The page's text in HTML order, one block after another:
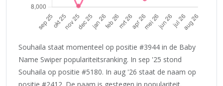
Souhaila staat momenteel op positie #3944 in de Baby
Name Swiper populariteitsranking. In sep '25 stond
Souhaila op positie #5180. In aug '26 staat de naam op
positie #2412. De naam is gestegen in populariteit.